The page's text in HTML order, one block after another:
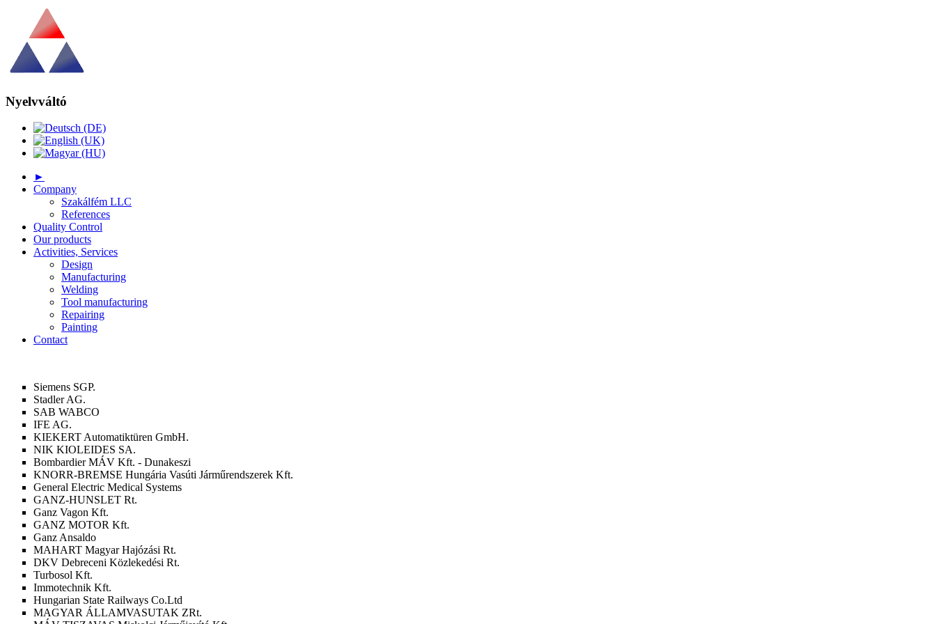
Nyelvváltó
►
Company
Szakálfém LLC
References
Quality Control
Our products
Activities, Services
Design
Manufacturing
Welding
Tool manufacturing
Repairing
Painting
Contact
Siemens SGP.
Stadler AG.
SAB WABCO
IFE AG.
KIEKERT Automatiktüren GmbH.
NIK KIOLEIDES SA.
Bombardier MÁV Kft. - Dunakeszi
KNORR-BREMSE Hungária Vasúti Járműrendszerek Kft.
General Electric Medical Systems
GANZ-HUNSLET Rt.
Ganz Vagon Kft.
GANZ MOTOR Kft.
Ganz Ansaldo
MAHART Magyar Hajózási Rt.
DKV Debreceni Közlekedési Rt.
Turbosol Kft.
Immotechnik Kft.
Hungarian State Railways Co.Ltd
MAGYAR ÁLLAMVASUTAK ZRt.